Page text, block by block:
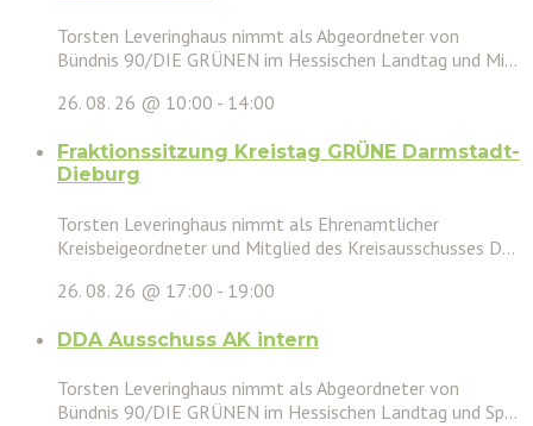
Torsten Leveringhaus nimmt als Abgeordneter von
Bündnis 90/DIE GRÜNEN im Hessischen Landtag und Mi...
26. 08. 26 @ 10:00 - 14:00
Fraktionssitzung Kreistag GRÜNE Darmstadt-
Dieburg
Torsten Leveringhaus nimmt als Ehrenamtlicher
Kreisbeigeordneter und Mitglied des Kreisausschusses D...
26. 08. 26 @ 17:00 - 19:00
DDA Ausschuss AK intern
Torsten Leveringhaus nimmt als Abgeordneter von
Bündnis 90/DIE GRÜNEN im Hessischen Landtag und Sp...